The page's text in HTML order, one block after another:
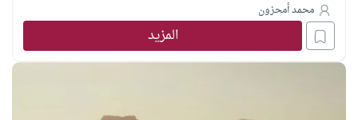
محمد أمحزون
المزيد